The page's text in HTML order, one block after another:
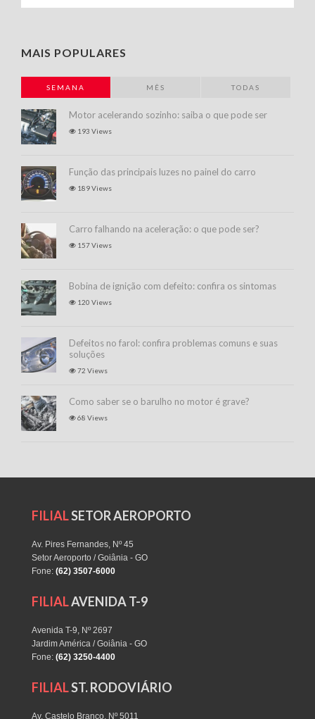
MAIS POPULARES
SEMANA MÊS TODAS
Motor acelerando sozinho: saiba o que pode ser
193 Views
Função das principais luzes no painel do carro
189 Views
Carro falhando na aceleração: o que pode ser?
157 Views
Bobina de ignição com defeito: confira os sintomas
120 Views
Defeitos no farol: confira problemas comuns e suas
soluções
72 Views
Como saber se o barulho no motor é grave?
68 Views
FILIALSETOR AEROPORTO
Av. Pires Fernandes, Nº 45
Setor Aeroporto / Goiânia - GO
Fone: (62) 3507-6000
FILIALAVENIDA T-9
Avenida T-9, Nº 2697
Jardim América / Goiânia - GO
Fone: (62) 3250-4400
FILIALST. RODOVIÁRIO
Av. Castelo Branco, Nº 5011